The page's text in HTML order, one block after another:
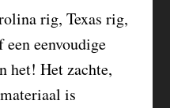
rig, Texas rig,
eenvoudige
het! Het zachte,
is